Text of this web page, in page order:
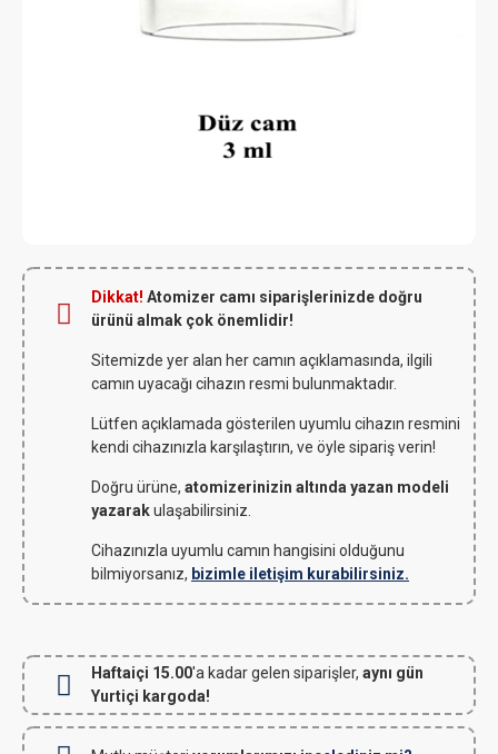
Dikkat! Atomizer camı siparişlerinizde doğru
ürünü almak çok önemlidir!
Sitemizde yer alan her camın açıklamasında, ilgili
camın uyacağı cihazın resmi bulunmaktadır.
Lütfen açıklamada gösterilen uyumlu cihazın resmini
kendi cihazınızla karşılaştırın, ve öyle sipariş verin!
Doğru ürüne, atomizerinizin altında yazan modeli
yazarakulaşabilirsiniz.
Cihazınızla uyumlu camın hangisini olduğunu
bilmiyorsanız, bizimle iletişim kurabilirsiniz.
Haftaiçi 15.00'a kadar gelen siparişler, aynı gün
Yurtiçi kargoda!